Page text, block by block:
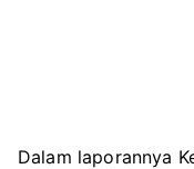
Dalam laporannya